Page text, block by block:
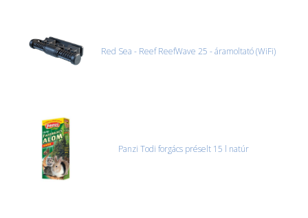
Red Sea - Reef ReefWave 25 - áramoltató (WiFi)
Panzi Todi forgács préselt 15 l natúr